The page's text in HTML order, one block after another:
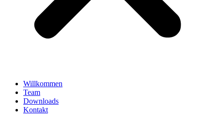
Willkommen
Team
Downloads
Kontakt